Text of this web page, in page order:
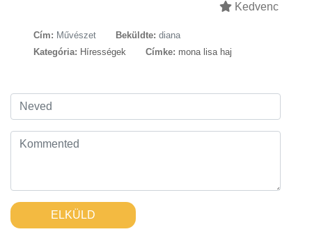
Kedvenc
Cím: Művészet Beküldte: diana
Kategória: Hírességek Címke: mona lisa haj
ELKÜLD